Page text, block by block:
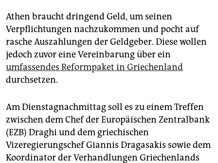
Athen braucht dringend Geld, um seinen
Verpflichtungen nachzukommen und pocht auf
rasche Auszahlungen der Geldgeber. Diese wollen
jedoch zuvor eine Vereinbarung über ein
umfassendes Reformpaket in Griechenland
durchsetzen.
Am Dienstagnachmittag soll es zu einem Treffen
zwischen dem Chef der Europäischen Zentralbank
(EZB) Draghi und dem griechischen
Vizeregierungschef Giannis Dragasakis sowie dem
Koordinator der Verhandlungen Griechenlands